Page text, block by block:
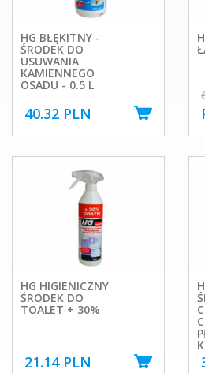
HG BŁĘKITNY -
ŚRODEK DO
USUWANIA
KAMIENNEGO
OSADU - 0.5 L
40.32 PLN
HG HIGIENICZNY
ŚRODEK DO
TOALET + 30%
21.14 PLN